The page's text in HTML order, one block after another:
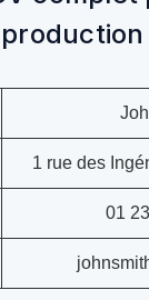
1 rue des
01